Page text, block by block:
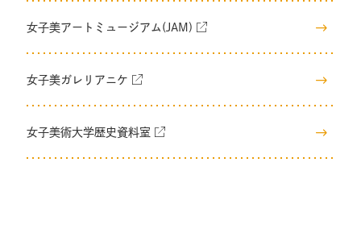
女子美アートミュージアム(JAM)
女子美ガレリアニケ
女子美術大学歴史資料室